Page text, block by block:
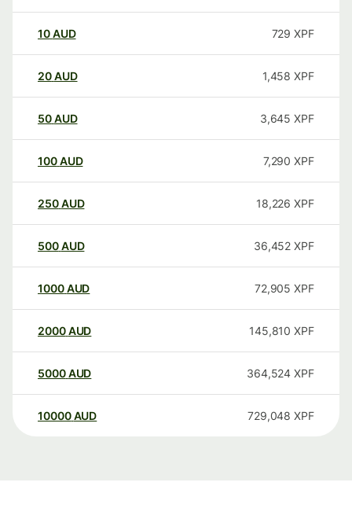
10AUD 729 XPF
20AUD 1,458 XPF
50AUD 3,645 XPF
100AUD 7,290 XPF
250AUD 18,226 XPF
500AUD 36,452 XPF
1000AUD 72,905 XPF
2000AUD 145,810 XPF
5000AUD 364,524 XPF
10000 AUD 729,048 XPF